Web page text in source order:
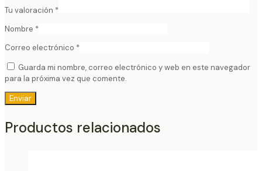
Tu valoración *
Nombre *
Correo electrónico *
Guarda mi nombre, correo electrónico y web en este navegador
para la próxima vez que comente.
Productos relacionados